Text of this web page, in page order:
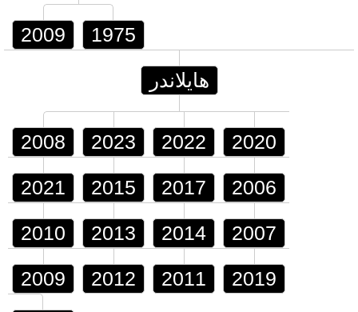
2009 1975
هايلاندر
2008 2023 2022 2020
2021 2015 2017 2006
2010 2013 2014 2007
2009 2012 2011 2019